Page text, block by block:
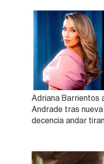
Adriana Barrientos
Andrade tras
decencia andar